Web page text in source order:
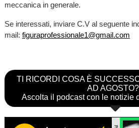
meccanica in generale.
Se interessati, inviare C.V al seguente
mail: figuraprofessionale1@gmail.com
TI RICORDI COSA È
AD AGOSTO?
Ascolta il podcast con le notizie